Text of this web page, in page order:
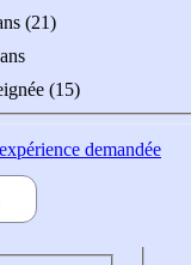
(21)
(15)
demandée